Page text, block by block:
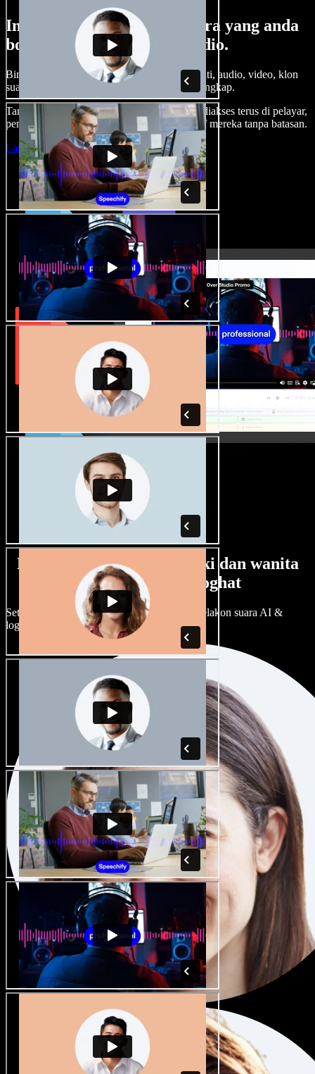
Ini hanya sebahagian perkara yang anda
boleh buat di Speechify Studio.
Bina suara latar, tambah imej stok tanpa royalti, audio, video, klon
suara anda, untuk projek audio video yang lengkap.
Tanpa keluk pembelajaran dan semua boleh diakses terus di pelayar,
pencipta boleh realisasikan segala idea kreatif mereka tanpa batasan.
Lancarkan Studio
Banyak pilihan suara lelaki dan wanita
dengan pelbagai loghat
Setiap projek boleh jadi unik. Pilih ratusan pelakon suara AI &
loghat, laraskan ikut cita rasa anda.